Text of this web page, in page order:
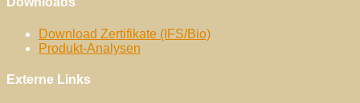
Download Zertifikate (IFS/Bio)
Produkt-Analysen
Externe Links